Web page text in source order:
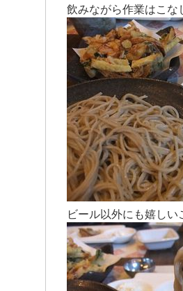
飲みながら作業はこな
ビール以外にも嬉し